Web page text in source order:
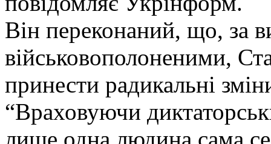
Він переконаний, що, за
військовополоненими,
принести радикальні
“Враховуючи
лише одна людина сама